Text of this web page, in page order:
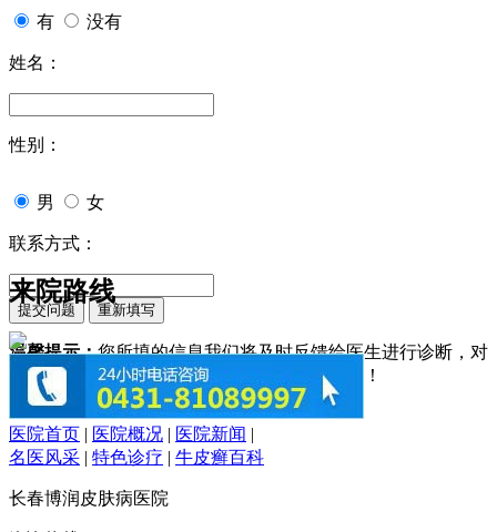
有 没有
姓名：
性别：
男 女
联系方式：
温馨提示：您所填的信息我们将及时反馈给医生进行诊断，对
于您的个人信息我们承诺绝对保密！请您放心！
来院路线
医院首页 | 医院概况 | 医院新闻 |
名医风采 | 特色诊疗 | 牛皮癣百科
长春博润皮肤病医院